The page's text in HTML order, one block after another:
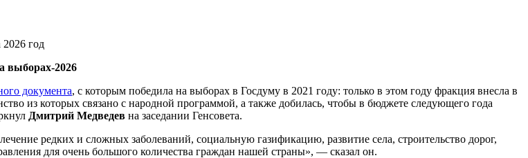
выборах-2026
документа, с которым победила на выборах в Госдуму в 2021 году: только в этом году фракция внесла в
из которых связано с народной программой, а также добилась, чтобы в бюджете следующего года
Дмитрий Медведев на заседании Генсовета.
редких и сложных заболеваний, социальную газификацию, развитие села, строительство дорог,
для очень большого количества граждан нашей страны», — сказал он.